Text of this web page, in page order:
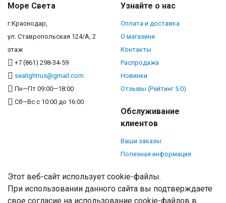
Море Света
г.Краснодар,
ул. Ставропольская 124/А, 2
этаж
+7 (861) 298-34-59
sealightrus@gmail.com
Пн—Пт 09:00—18:00
Сб—Вс с 10:00 до 16:00
Узнайте о нас
Оплата и доставка
О магазине
Контакты
Распродажа
Новинки
Отзывы (Рейтинг 5.0)
Обслуживание
клиентов
Ваши заказы
Полезная информация
Этот веб-сайт использует cookie-файлы.
При использовании данного сайта вы подтверждаете
свое согласие на использование cookie-файлов в